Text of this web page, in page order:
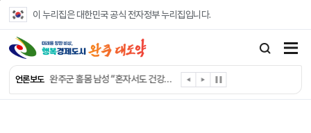
이 누리집은 대한민국 공식 전자정부 누리집입니다.
언론보도
완주군 법인·시설 담당 공무원 역량강화
완주군 홀몸 남성 “혼자서도 건강하게”
완주군, ‘수의계약 총량제’ 개편 운영